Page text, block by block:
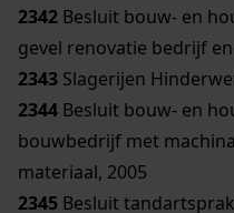
2342 Besluit bouw- en
gevel renovatie bedrijf
2343 Slagerijen
2344 Besluit bouw- en
bouwbedrijf met
materiaal, 2005
2345 Besluit